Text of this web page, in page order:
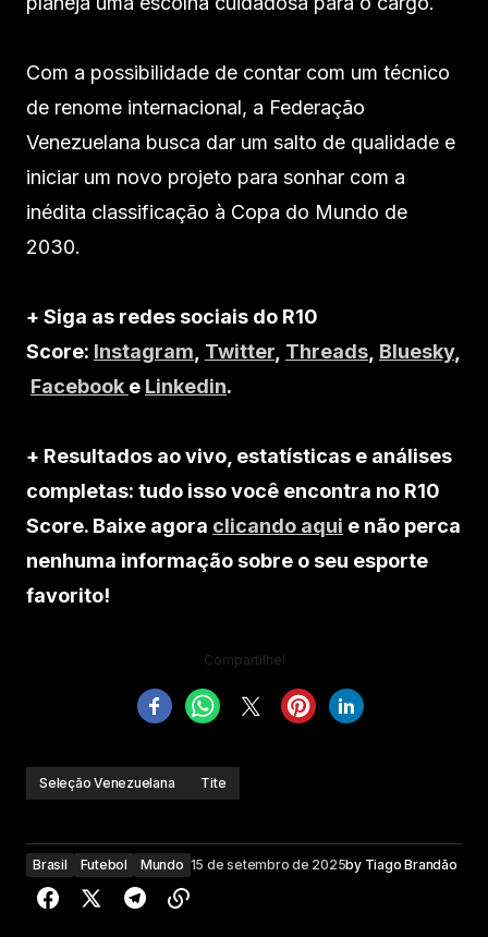
Com a possibilidade de contar com um técnico
de renome internacional, a Federação
Venezuelana busca dar um salto de qualidade e
iniciar um novo projeto para sonhar com a
inédita classificação à Copa do Mundo de
2030.
+ Siga as redes sociais do R10
Score: Instagram Twitter Threads Bluesky,
Facebook e Linkedin.
+ Resultados ao vivo, estatísticas e análises
completas: tudo isso você encontra no R10
Score. Baixe agora clicando aqui e não perca
nenhuma informação sobre o seu esporte
favorito!
Compartilhe!
Seleção Venezuelana Tite
Brasil Futebol Mundo 15 de setembro de 2025by Tiago Brandão